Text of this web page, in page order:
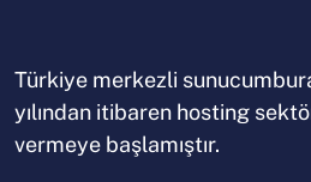
Türkiye merkezli
yılından itibaren hosting
vermeye başlamıştır.